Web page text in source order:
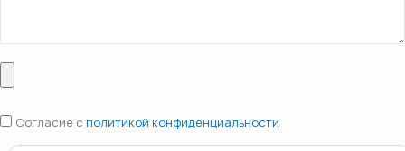
Согласие с политикой конфиденциальности